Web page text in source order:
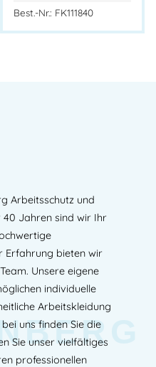
Best.-Nr.: FK111840
Arbeitsschutz und
40 Jahren sind wir Ihr
Erfahrung bieten wir
Unsere eigene
individuelle
Arbeitskleidung
uns finden Sie die
Sie unser vielfältiges
professionellen